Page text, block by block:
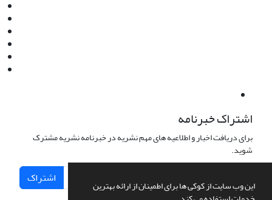
این وب سایت از کوکی ها برای اطمینان از ارائه بهترین
اشتراک خبرنامه
برای دریافت اخبار و اطلاعیه های مهم نشریه در خبرنامه نشریه مشترک
شوید.
اشتراک